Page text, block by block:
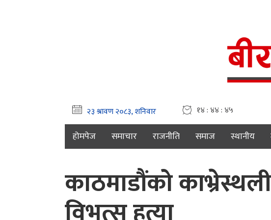
१४ : ४४ : ४६
होमपेज समाचार राजनीति समाज स्थानीय
काठमाडौंको